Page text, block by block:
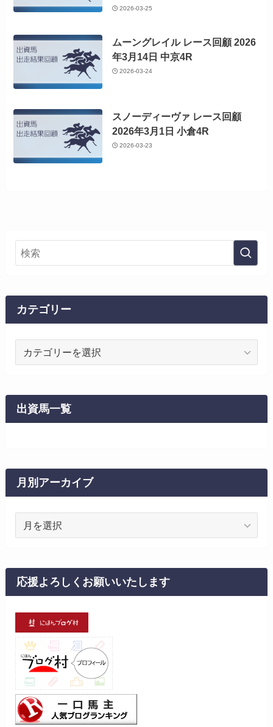
2026-03-25
ムーングレイル レース回顧 2026
年3月14日 中京4R
2026-03-24
スノーディーヴァ レース回顧
2026年3月1日 小倉4R
2026-03-23
カテゴリー
ー
出資馬一覧
月別アーカイブ
カ
イ
ブ
応援よろしくお願いいたします